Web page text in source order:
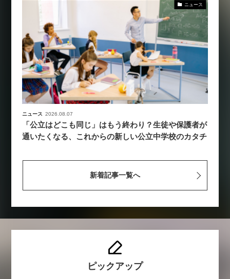
ニュース
ニュース 2026.08.07
「公立はどこも同じ」はもう終わり？生徒や保護者が
通いたくなる、これからの新しい公立中学校のカタチ
新着記事一覧へ
ピックアップ